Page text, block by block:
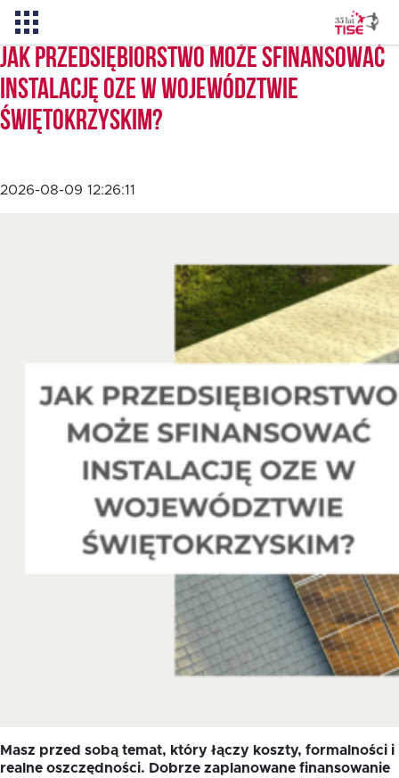
Pożyczka TISE – 100 % online
Pożyczka rozwojowa TISE
Oferta dla MSP
Oferta dla NGO/PES
Fundusz FKIS
Kontakt
Jak przedsiębiorstwo może sfinansować
instalację OZE w województwie
świętokrzyskim?
2026-08-09 12:26:11
Masz przed sobą temat, który łączy koszty, formalności i
realne oszczędności. Dobrze zaplanowane finansowanie